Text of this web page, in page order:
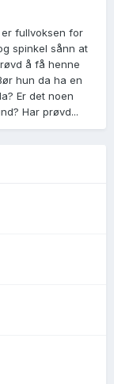
fullvoksen for
spinkel sånn at
å få henne
hun da ha en
Er det noen
Har prøvd...